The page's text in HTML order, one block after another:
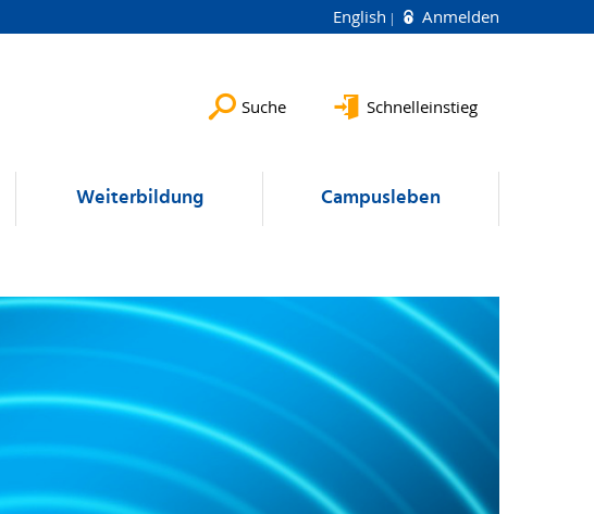
English Anmelden
Suche Schnelleinstieg
Weiterbildung Campusleben